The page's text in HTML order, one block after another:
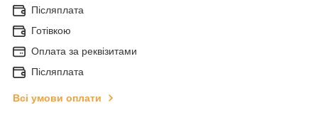
Післяплата
Готівкою
Оплата за реквізитами
Післяплата
Всі умови оплати